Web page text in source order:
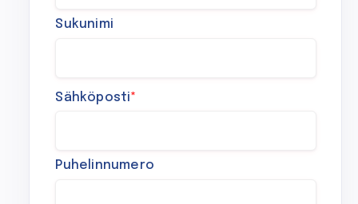
Sukunimi
Sähköposti*
Puhelinnumero